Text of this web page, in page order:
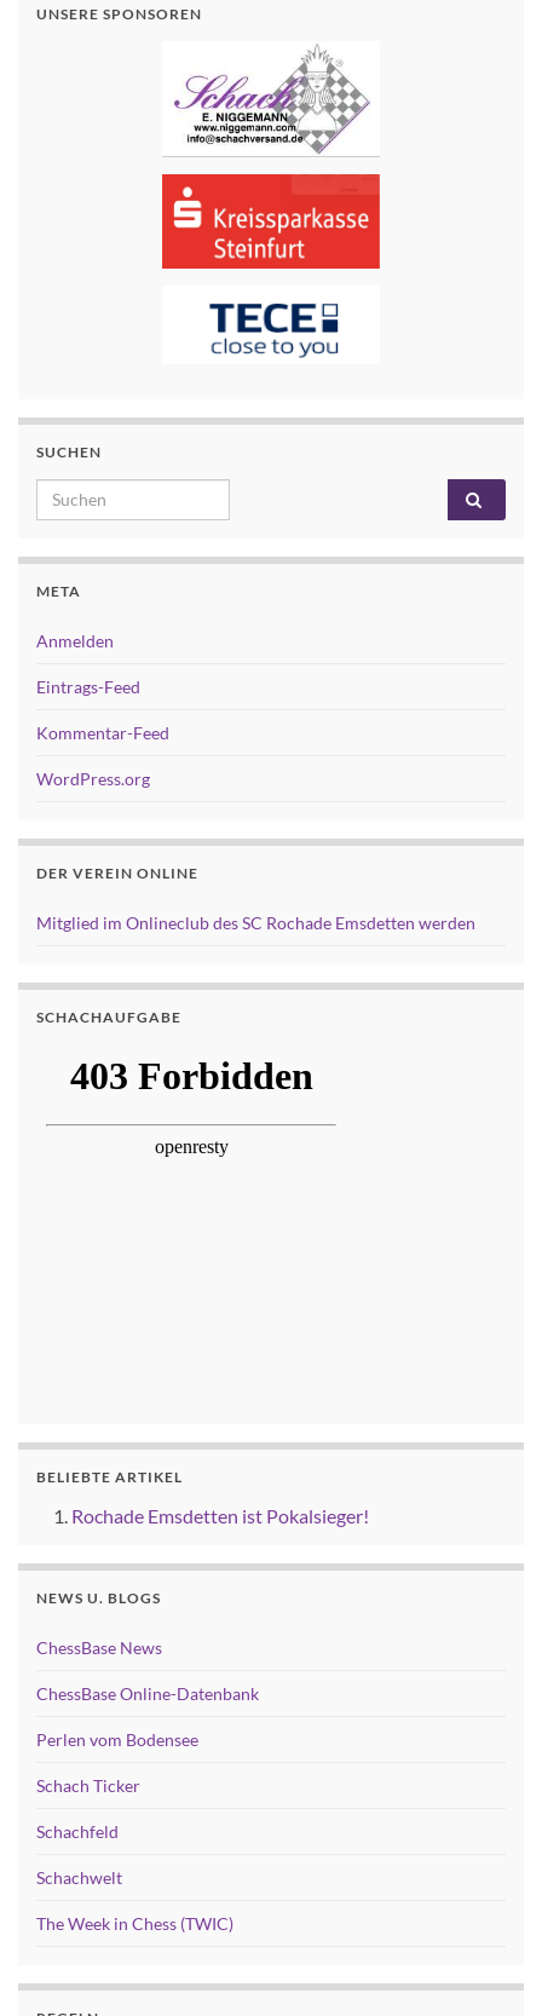
UNSERE SPONSOREN
SUCHEN
Search for:
META
Anmelden
Eintrags-Feed
Kommentar-Feed
WordPress.org
DER VEREIN ONLINE
Mitglied im Onlineclub des SC Rochade Emsdetten werden
SCHACHAUFGABE
BELIEBTE ARTIKEL
Rochade Emsdetten ist Pokalsieger!
NEWS U. BLOGS
ChessBase News
ChessBase Online-Datenbank
Perlen vom Bodensee
Schach Ticker
Schachfeld
Schachwelt
The Week in Chess (TWIC)